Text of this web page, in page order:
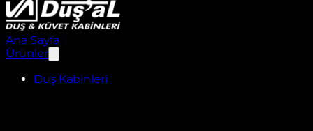
Ana Sayfa
Ürünler
Duş Kabinleri